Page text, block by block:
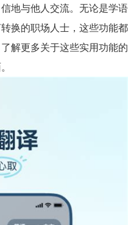
地与他人交流。无论是学语
换的职场人士，这些功能都
解更多关于这些实用功能的